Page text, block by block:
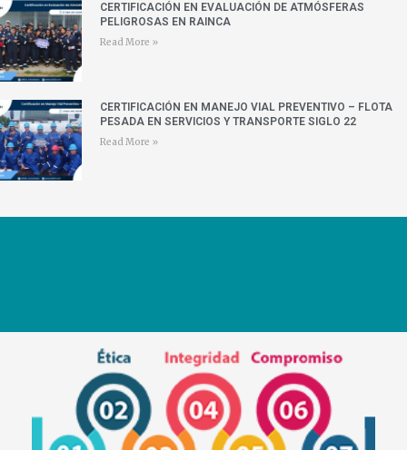
CERTIFICACIÓN EN EVALUACIÓN DE ATMÓSFERAS
PELIGROSAS EN RAINCA
Read More »
CERTIFICACIÓN EN MANEJO VIAL PREVENTIVO – FLOTA
PESADA EN SERVICIOS Y TRANSPORTE SIGLO 22
Read More »